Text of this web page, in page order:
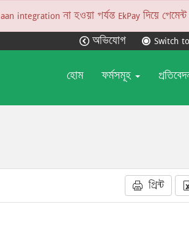
না হওয়া পর্যন্ত EkPay দিয়ে পেমেন্ট
অভিযোগ Switch
হোম ফর্মসমূহ
প্রিন্ট